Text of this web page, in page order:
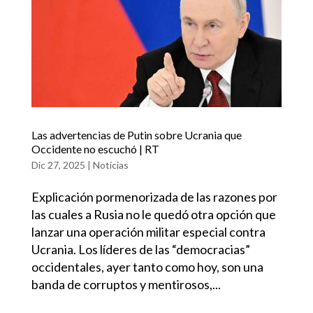
Las advertencias de Putin sobre Ucrania que
Occidente no escuchó | RT
Dic 27, 2025 | Noticias
Explicación pormenorizada de las razones por
las cuales a Rusia no le quedó otra opción que
lanzar una operación militar especial contra
Ucrania. Los líderes de las “democracias”
occidentales, ayer tanto como hoy, son una
banda de corruptos y mentirosos,...